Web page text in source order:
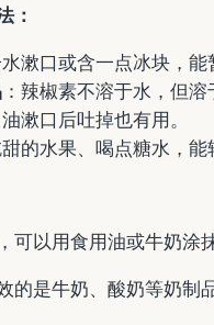
：
水漱口或含一点冰块，
：辣椒素不溶于水，但
漱口后吐掉也有用。
的水果、喝点糖水，能
可以用食用油或牛奶涂
的是牛奶、酸奶等奶制